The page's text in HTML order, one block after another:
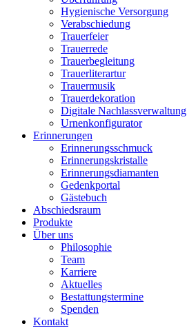
Hygienische Versorgung
Verabschiedung
Trauerfeier
Trauerrede
Trauerbegleitung
Trauerliterartur
Trauermusik
Trauerdekoration
Digitale Nachlassverwaltung
Urnenkonfigurator
Erinnerungen
Erinnerungsschmuck
Erinnerungskristalle
Erinnerungsdiamanten
Gedenkportal
Gästebuch
Abschiedsraum
Produkte
Über uns
Philosophie
Team
Karriere
Aktuelles
Bestattungstermine
Spenden
Kontakt